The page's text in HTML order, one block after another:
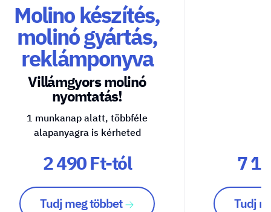
Molino készítés,
molinó gyártás,
reklámponyva
Villámgyors molinó
nyomtatás!
1 munkanap alatt, többféle
alapanyagra is kérheted
2 490 Ft-tól
Tudj meg többet
7
Tudj